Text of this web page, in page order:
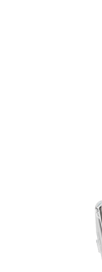
De Oticon Intent is het